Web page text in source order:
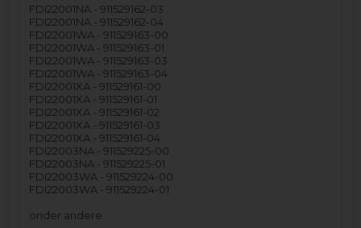
FDI22001NA - 911529162-03
FDI22001NA - 911529162-04
FDI22001WA - 911529163-00
FDI22001WA - 911529163-01
FDI22001WA - 911529163-03
FDI22001WA - 911529163-04
FDI22001XA - 911529161-00
FDI22001XA - 911529161-01
FDI22001XA - 911529161-02
FDI22001XA - 911529161-03
FDI22001XA - 911529161-04
FDI22003NA - 911529225-00
FDI22003NA - 911529225-01
FDI22003WA - 911529224-00
FDI22003WA - 911529224-01
onder andere